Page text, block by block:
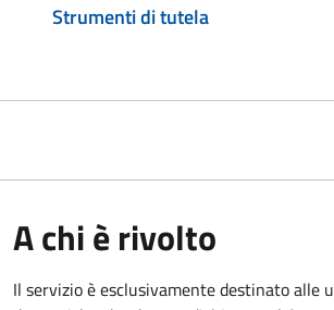
Strumenti di tutela
A chi è rivolto
Il servizio è esclusivamente destinato alle